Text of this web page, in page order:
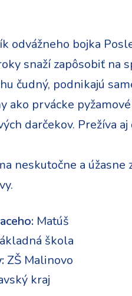
odvážneho bojka
snaží zapôsobiť na
čudný, podnikajú
ako prvácke
darčekov. Prežíva
neskutočne a
Matúš
škola
ZŠ Malinovo
kraj